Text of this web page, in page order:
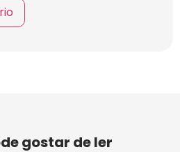
gostar de ler